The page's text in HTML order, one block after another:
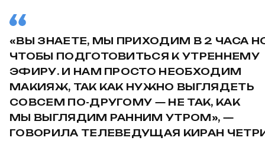
«ВЫ ЗНАЕТЕ, МЫ ПРИХОДИМ В 2 ЧАСА
ЧТОБЫ ПОДГОТОВИТЬСЯ К УТРЕННЕМУ
ЭФИРУ. И НАМ ПРОСТО НЕОБХОДИМ
МАКИЯЖ, ТАК КАК НУЖНО ВЫГЛЯДЕТЬ
СОВСЕМ ПО-ДРУГОМУ — НЕ ТАК, КАК
МЫ ВЫГЛЯДИМ РАННИМ УТРОМ», —
ГОВОРИЛА ТЕЛЕВЕДУЩАЯ КИРАН